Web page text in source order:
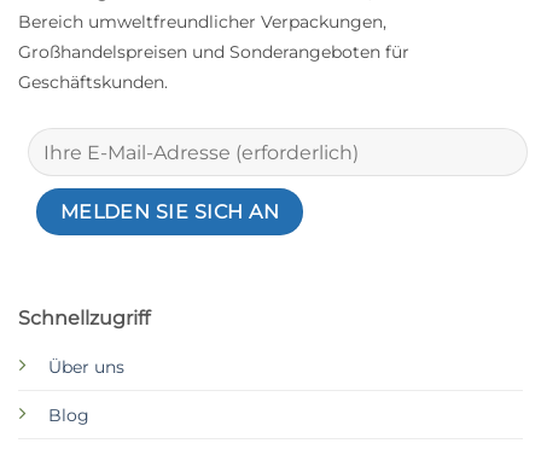
Schnellzugriff
Über uns
Blog
Bereich umweltfreundlicher Verpackungen,
Großhandelspreisen und Sonderangeboten für
Geschäftskunden.